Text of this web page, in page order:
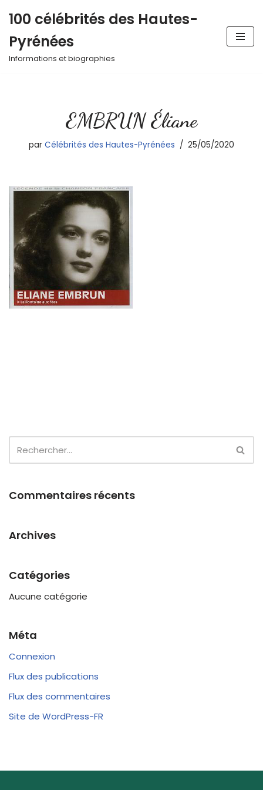
au
contenu
100 célébrités des Hautes-
Pyrénées
Informations et biographies
EMBRUN Éliane
par Célébrités des Hautes-Pyrénées 25/05/2020
Commentaires récents
Archives
Catégories
Aucune catégorie
Méta
Connexion
Flux des publications
Flux des commentaires
Site de WordPress-FR